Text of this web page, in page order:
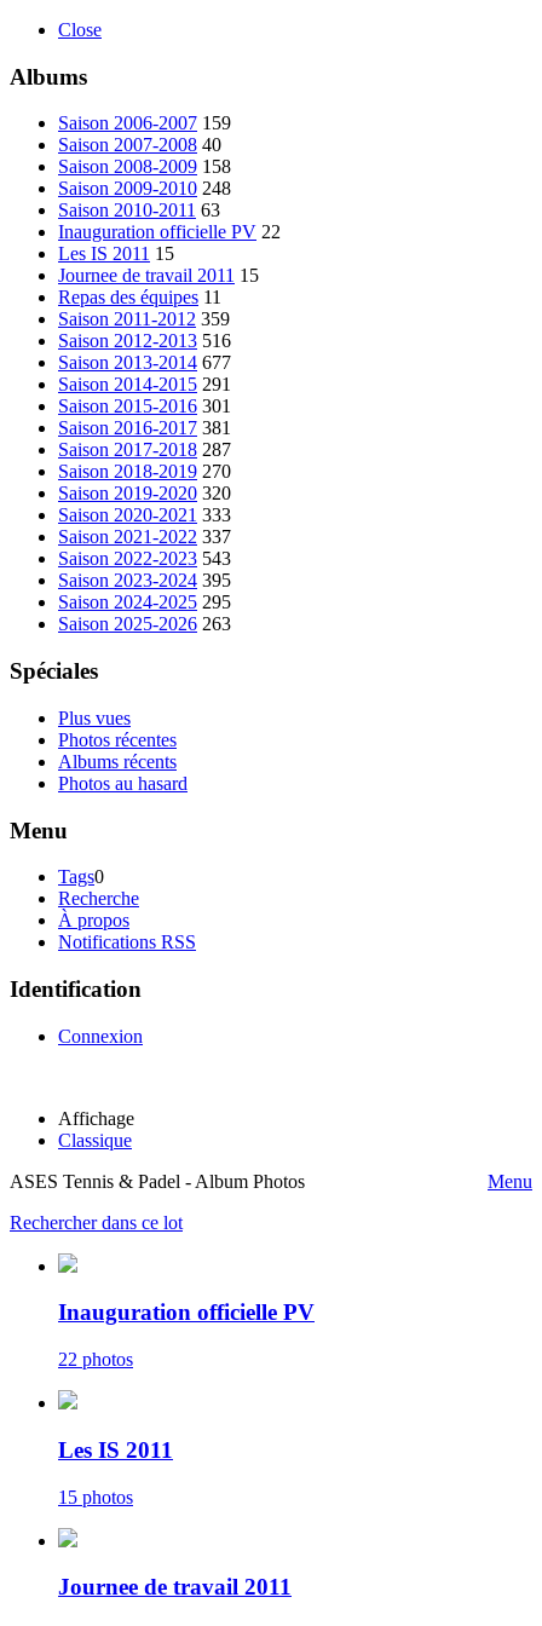
Close
Albums
Saison 2006-2007 159
Saison 2007-2008 40
Saison 2008-2009 158
Saison 2009-2010 248
Saison 2010-2011 63
Inauguration officielle PV 22
Les IS 2011 15
Journee de travail 2011 15
Repas des équipes 11
Saison 2011-2012 359
Saison 2012-2013 516
Saison 2013-2014 677
Saison 2014-2015 291
Saison 2015-2016 301
Saison 2016-2017 381
Saison 2017-2018 287
Saison 2018-2019 270
Saison 2019-2020 320
Saison 2020-2021 333
Saison 2021-2022 337
Saison 2022-2023 543
Saison 2023-2024 395
Saison 2024-2025 295
Saison 2025-2026 263
Spéciales
Plus vues
Photos récentes
Albums récents
Photos au hasard
Menu
Tags0
Recherche
À propos
Notifications RSS
Identification
Connexion
Affichage
Classique
ASES Tennis & Padel - Album Photos
Menu
Rechercher dans ce lot
Inauguration officielle PV
22 photos
Les IS 2011
15 photos
Journee de travail 2011